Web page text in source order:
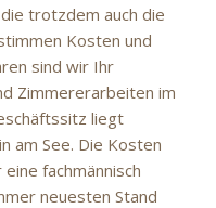
trotzdem auch die
Kosten und
sind wir Ihr
Zimmererarbeiten im
liegt
am See. Die Kosten
fachmännisch
neuesten Stand